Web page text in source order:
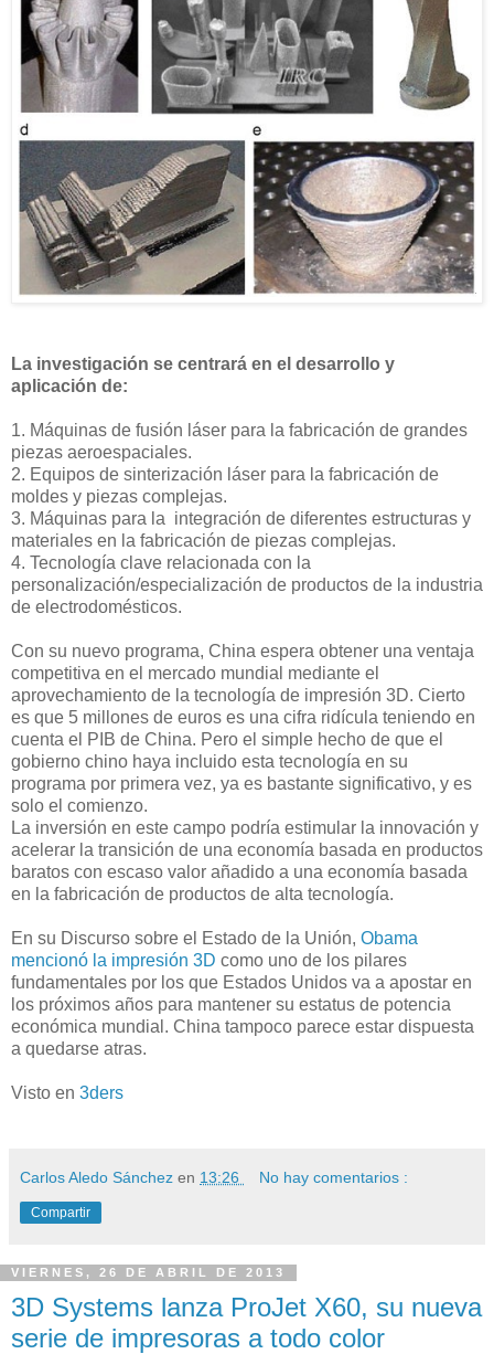
La investigación se centrará en el desarrollo y
aplicación de:
1. Máquinas de fusión láser para la fabricación de grandes
piezas aeroespaciales.
2. Equipos de sinterización láser para la fabricación de
moldes y piezas complejas.
3. Máquinas para la integración de diferentes estructuras y
materiales en la fabricación de piezas complejas.
4. Tecnología clave relacionada con la
personalización/especialización de productos de la industria
de electrodomésticos.
Con su nuevo programa, China espera obtener una ventaja
competitiva en el mercado mundial mediante el
aprovechamiento de la tecnología de impresión 3D. Cierto
es que 5 millones de euros es una cifra ridícula teniendo en
cuenta el PIB de China. Pero el simple hecho de que el
gobierno chino haya incluido esta tecnología en su
programa por primera vez, ya es bastante significativo, y es
solo el comienzo.
La inversión en este campo podría estimular la innovación y
acelerar la transición de una economía basada en productos
baratos con escaso valor añadido a una economía basada
en la fabricación de productos de alta tecnología.
En su Discurso sobre el Estado de la Unión, Obama
mencionó la impresión 3D como uno de los pilares
fundamentales por los que Estados Unidos va a apostar en
los próximos años para mantener su estatus de potencia
económica mundial. China tampoco parece estar dispuesta
a quedarse atras.
Visto en 3ders
Carlos Aledo Sánchez en 13:26 No hay comentarios :
Compartir
VIERNES, 26 DE ABRIL DE 2013
3D Systems lanza ProJet X60, su nueva
serie de impresoras a todo color